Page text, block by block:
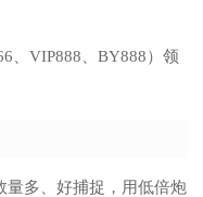
、VIP888、BY888）领
量多、好捕捉，用低倍炮